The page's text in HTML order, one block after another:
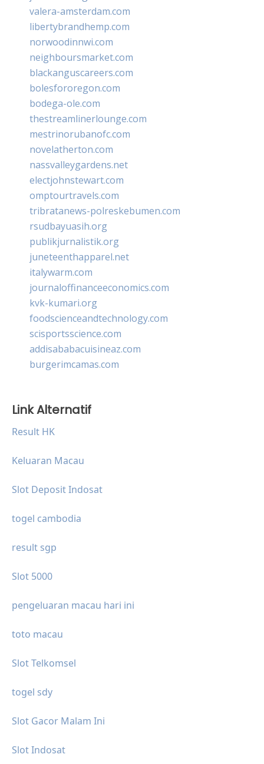
valera-amsterdam.com
libertybrandhemp.com
norwoodinnwi.com
neighboursmarket.com
blackanguscareers.com
bolesfororegon.com
bodega-ole.com
thestreamlinerlounge.com
mestrinorubanofc.com
novelatherton.com
nassvalleygardens.net
electjohnstewart.com
omptourtravels.com
tribratanews-polreskebumen.com
rsudbayuasih.org
publikjurnalistik.org
juneteenthapparel.net
italywarm.com
journaloffinanceeconomics.com
kvk-kumari.org
foodscienceandtechnology.com
scisportsscience.com
addisababacuisineaz.com
burgerimcamas.com
Link Alternatif
Result HK
Keluaran Macau
Slot Deposit Indosat
togel cambodia
result sgp
Slot 5000
pengeluaran macau hari ini
toto macau
Slot Telkomsel
togel sdy
Slot Gacor Malam Ini
Slot Indosat